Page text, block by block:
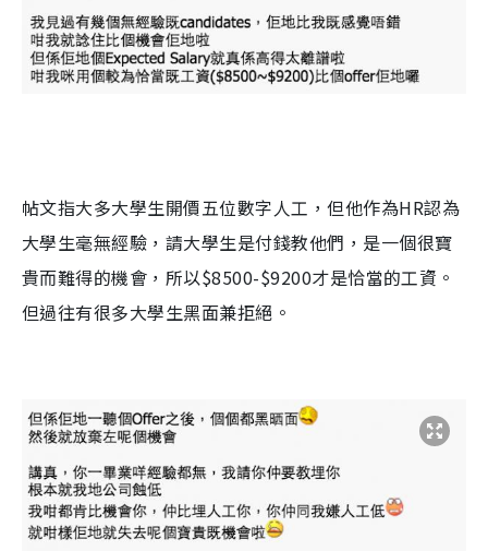
帖文指大多大學生開價五位數字人工，但他作為HR認為
大學生毫無經驗，請大學生是付錢教他們，是一個很寶
貴而難得的機會，所以$8500-$9200才是恰當的工資。
但過往有很多大學生黑面兼拒絕。